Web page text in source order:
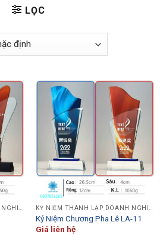
LỌC
Kỷ Niệm Chương Pha Lê LA-11
Giá liên hệ